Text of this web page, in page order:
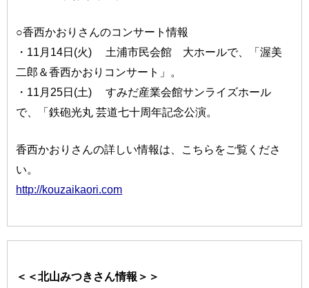
○香西かおりさんのコンサート情報
・11月14日(火) 土浦市民会館 大ホールで、「渥美
二郎＆香西かおりコンサート」。
・11月25日(土) すみだ産業会館サンライズホール
で、「鉄砲光丸 芸道七十周年記念公演。
香西かおりさんの詳しい情報は、こちらをご覧くださ
い。
http://kouzaikaori.com
＜＜北山みつきさん情報＞＞